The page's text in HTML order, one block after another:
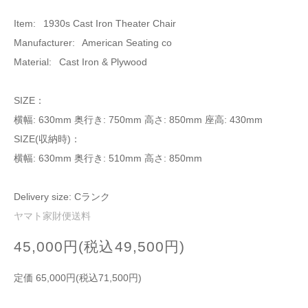
Item: 1930s Cast Iron Theater Chair
Manufacturer: American Seating co
Material: Cast Iron & Plywood
SIZE：
横幅: 630mm 奥行き: 750mm 高さ: 850mm 座高: 430mm
SIZE(収納時)：
横幅: 630mm 奥行き: 510mm 高さ: 850mm
Delivery size: Cランク
ヤマト家財便送料
45,000円(税込49,500円)
定価 65,000円(税込71,500円)